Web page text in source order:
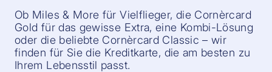
Ob Miles & More für Vielflieger, die Cornèrcard
Gold für das gewisse Extra, eine Kombi-Lösung
oder die beliebte Cornèrcard Classic – wir
finden für Sie die Kreditkarte, die am besten zu
Ihrem Lebensstil passt.